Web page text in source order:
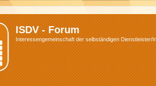
ISDV - Forum
Interessengemeinschaft der selbständigen Dienstleister/